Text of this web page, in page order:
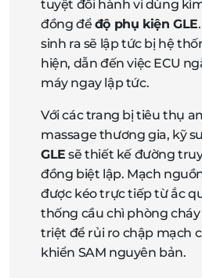
tuyệt đối hành vi dùng
đồng để độ phụ kiện GLE
sinh ra sẽ lập tức bị hệ
hiện, dẫn đến việc ECU
máy ngay lập tức.
Với các trang bị tiêu thụ
massage thương gia, kỹ
GLE sẽ thiết kế đường
đồng biệt lập. Mạch
được kéo trực tiếp từ ắc
thống cầu chì phòng
triệt để rủi ro chập mạch
khiển SAM nguyên bản.